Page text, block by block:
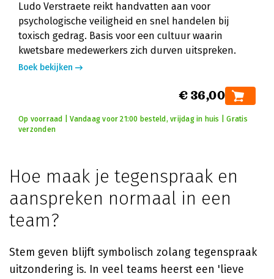
Ludo Verstraete reikt handvatten aan voor
psychologische veiligheid en snel handelen bij
toxisch gedrag. Basis voor een cultuur waarin
kwetsbare medewerkers zich durven uitspreken.
Boek bekijken
€ 36,00
Op voorraad | Vandaag voor 21:00 besteld, vrijdag in huis | Gratis
verzonden
Hoe maak je tegenspraak en
aanspreken normaal in een
team?
Stem geven blijft symbolisch zolang tegenspraak
uitzondering is. In veel teams heerst een 'lieve